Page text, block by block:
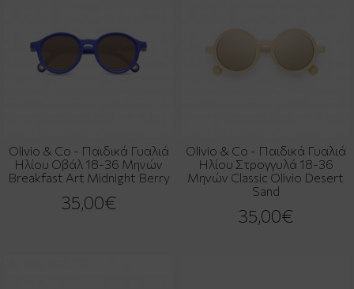
Olivio & Co - Παιδικά Γυαλιά
Ηλίου Οβάλ 18-36 Μηνών
Breakfast Art Midnight Berry
35,00€
Olivio & Co - Παιδικά Γυαλιά
Ηλίου Στρογγυλά 18-36
Μηνών Classic Olivio Desert
Sand
35,00€